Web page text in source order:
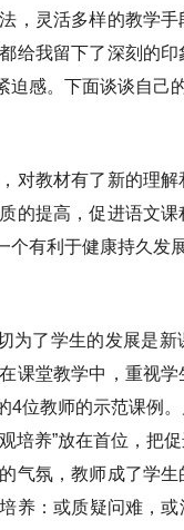
，灵活多样的教学
给我留下了深刻的
感。下面谈谈自己
对教材有了新的理解
的提高，促进语文
有利于健康持久发
为了学生的发展是
课堂教学中，重视
位教师的示范课例
培养”放在首位，把
气氛，教师成了学
养：或质疑问难，